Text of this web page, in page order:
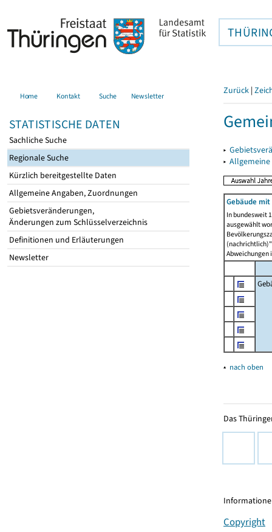
Home Kontakt Suche Newsletter
STATISTISCHE DATEN
Sachliche Suche
Regionale Suche
Kürzlich bereitgestellte Daten
Allgemeine Angaben, Zuordnungen
Gebietsveränderungen,
Änderungen zum Schlüsselverzeichnis
Definitionen und Erläuterungen
Newsletter
Zurück |
▸
▸
Gebäude
In bundesweit
ausgewählt
Abweichungen
▴ nach oben
Das
Copyright